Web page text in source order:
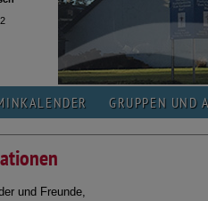
GRUPPEN UND
und Freunde,